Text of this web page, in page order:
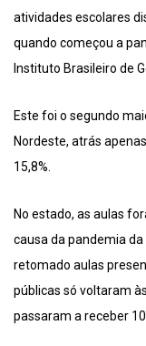
atividades escolares
quando começou a
Instituto Brasileiro de
Este foi o segundo
Nordeste, atrás
15,8%.
No estado, as aulas
causa da pandemia
retomado aulas
públicas só voltaram
passaram a receber